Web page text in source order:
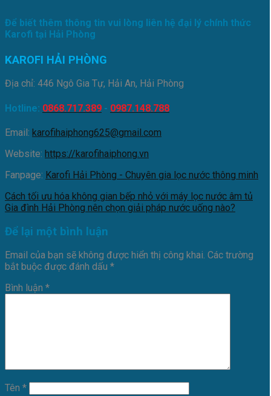
Để biết thêm thông tin vui lòng liên hệ đại lý chính thức
Karofi tại Hải Phòng
KAROFI HẢI PHÒNG
Địa chỉ: 446 Ngô Gia Tự, Hải An, Hải Phòng
Hotline: 0868.717.389 - 0987.148.788
Email: karofihaiphong625@gmail.com
Website: https://karofihaiphong.vn
Fanpage: Karofi Hải Phòng - Chuyên gia lọc nước thông minh
Cách tối ưu hóa không gian bếp nhỏ với máy lọc nước âm tủ
Gia đình Hải Phòng nên chọn giải pháp nước uống nào?
Để lại một bình luận
Email của bạn sẽ không được hiển thị công khai. Các trường
bắt buộc được đánh dấu *
Bình luận *
Tên *